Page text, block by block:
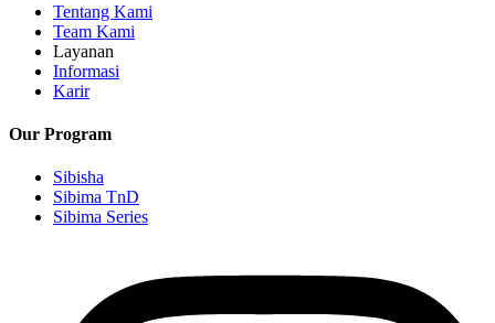
Tentang Kami
Team Kami
Layanan
Informasi
Karir
Our Program
Sibisha
Sibima TnD
Sibima Series